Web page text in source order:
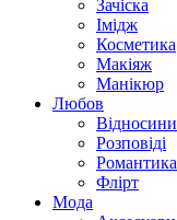
Зачіска
Імідж
Косметика
Макіяж
Манікюр
Любов
Відносини
Розповіді
Романтика
Флірт
Мода